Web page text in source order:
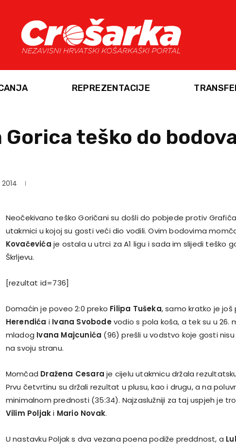
REPREZENTACIJE
Gorica teško do
Neočekivano teško Goričani su došli do pobjede protiv
utakmici u kojoj su gosti veći dio vodili. Ovim bodovima
Kovačevića je ostala u utrci za A1 ligu i sada im slijedi teško
Škrljevu.
[rezultat id=736]
Domaćin je poveo 2:0 preko Filipa Tušeka, samo kratko je još
Herendića i Ivana Svobodevodio s pola koša, a tek su u 26.
mladog Ivana Majcunića (96) prešli u vodstvo koje gosti
na svoju stranu.
Momčad Dražena Cesara je cijelu utakmicu držala
Prvu četvrtinu su držali rezultat u plusu, kao i drugu, a na
minimalnom prednosti (35:34). Najzaslužniji za taj uspjeh je
Vilim Poljaki Mario Novak.
U nastavku Poljak s dva vezana poena podiže preddnost, a